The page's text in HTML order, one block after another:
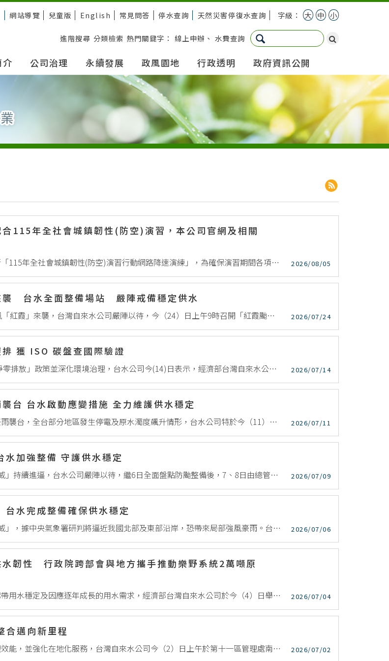
網站導覽 兒童版 English 常見問答 停水查詢 天然災害停復水查詢 字級： 大 中 小
進階搜尋 分類檢索 熱門關鍵字： 線上申辦 、 水費查詢
介 公司治理 永續發展 政風園地 行政透明 政府資訊公開
合115年全社會城鎮韌性(防空)演習，本公司官網及相關
本公司配合政府執行「115年全社會城鎮韌性(防空)演習行動網路降速演練」，為確保演習期間各項服務順暢，相關演習時間、實施區域與服務調整資訊如下： 一、演習時間與實施區域 (一)中部地區 演習時... 2026/08/05
襲 台水全面整備場站 嚴陣戒備穩定供水
因應今年第12號颱風「紅霞」來襲，台灣自來水公司嚴陣以待，今（24）日上午9時召開「紅霞颱風緊急應變第一次工作會議」，全面盤點各項防颱整備措施。台水公司表示，目前已完成全台清、配水池高水位蓄水作業；... 2026/07/24
獲 ISO 碳盤查國際驗證
為響應國家「2050淨零排放」政策並深化環境治理，台水公司今(14)日表示，經濟部台灣自來水公司第五區管理處2024年度溫室氣體盤查作業，已正式通過第三方查證機構「財團法人金屬工業研究發展中心」查證... 2026/07/14
台 台水啟動應變措施 全力維護供水穩定
巴威颱風挾帶強風豪雨襲台，全台部分地區發生停電及原水濁度飆升情形，台水公司特於今（11）日召開「巴威颱風緊急應變第三次工作會議」，全面啟動應變機制，目前全台各地均維持正常供水。 面對颱風造成部分地區... 2026/07/11
水加強整備 守護供水穩定
因應第9號颱風「巴威」持續進逼，台水公司嚴陣以待，繼6日全面盤點防颱整備後，7、8日由總管理處派員至各地抽查，並於今（9）日召開「巴威颱風緊急應變第二次工作會議」。台水公司今(9)日表示，目前已全體... 2026/07/09
水完成整備確保供水穩定
今年第9號颱風「巴威」，據中央氣象署研判將逼近我國北部及東部沿岸，恐帶來局部強風豪雨。台灣自來水公司對此嚴陣以待，今（6）日上午由李總經理親自主持召開「巴威颱風緊急應變小組第一次工作會議」，全面盤點... 2026/07/06
韌性 行政院跨部會與地方攜手推動樂野系統2萬噸原
為確保阿里山觀光廊帶用水穩定及因應逐年成長的用水需求，經濟部台灣自來水公司於今（4）日舉辦「樂野系統2萬噸原水蓄水池工程」祈福動土典禮。經濟部賴建信次長表示，過去每逢枯水期，台水公司同仁雖以水車運補... 2026/07/04
合邁向新里程
為提升區域供水管理效能，並強化在地化服務，台灣自來水公司今（2）日上午於第十一區管理處南投營運所舉辦「第十一區管理處合併南投轄區各營運所揭牌典禮」，由台水公司董事長李嘉榮親自主持，並邀請南投縣政府秘... 2026/07/02